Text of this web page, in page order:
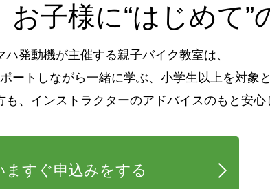
お子様に“はじめて”
ハ発動機が主催する親子バイク教室は、
ートしながら一緒に学ぶ、小学生以上を対象
、インストラクターのアドバイスのもと安心
ますぐ申込みをする